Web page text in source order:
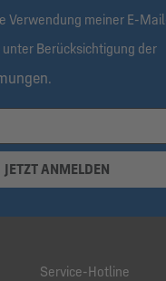
Verwendung meiner E-
Berücksichtigung der
.
JETZT ANMELDEN
Service-Hotline